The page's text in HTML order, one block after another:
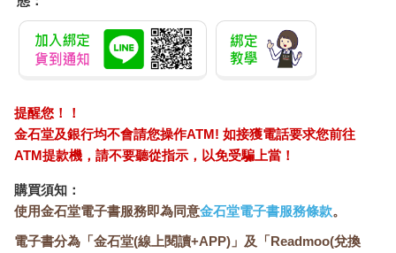
提醒您！！
金石堂及銀行均不會請您操作ATM! 如接獲電話要求您前往
ATM提款機，請不要聽從指示，以免受騙上當！
購買須知：
使用金石堂電子書服務即為同意金石堂電子書服務條款。
電子書分為「金石堂(線上閱讀+APP)」及「Readmoo(兌換